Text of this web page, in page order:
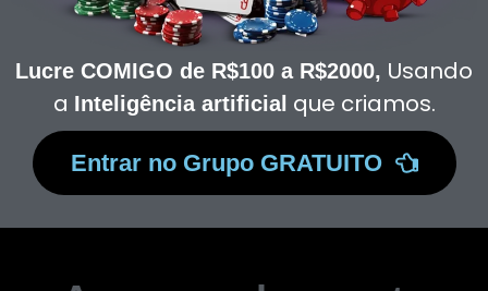
Lucre COMIGO de R$100 a R$2000, Usando
a Inteligência artificial que criamos.
Entrar no Grupo GRATUITO